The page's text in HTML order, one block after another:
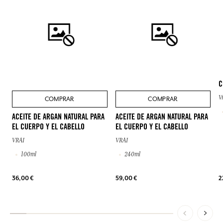
COMPRAR
ACEITE DE ARGAN NATURAL PARA
EL CUERPO Y EL CABELLO
VRAI
100ml
36,00 €
COMPRAR
ACEITE DE ARGAN NATURAL PARA
EL CUERPO Y EL CABELLO
VRAI
240ml
59,00 €